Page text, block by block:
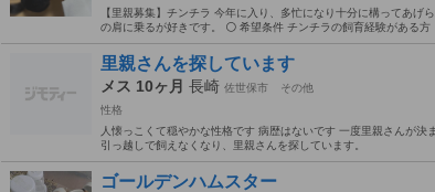
【里親募集】チンチラ 今年に入り、多忙になり十分に構ってあげ
の肩に乗るが好きです。 ⚪ 希望条件 チンチラの飼育経験がある方
里親さんを探しています
メス 10ヶ月 長崎 佐世保市
その他
性格
人懐っこくて穏やかな性格です 病歴はないです 一度里親さんが決
引っ越しで飼えなくなり、里親さんを探しています。
ゴールデンハムスター